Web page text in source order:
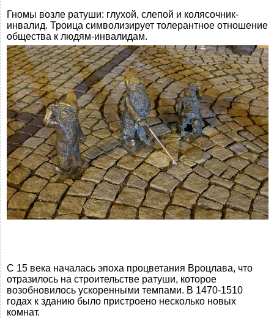
Гномы возле ратуши: глухой, слепой и колясочник-
инвалид. Троица символизирует толерантное отношение
общества к людям-инвалидам.
С 15 века началась эпоха процветания Вроцлава, что
отразилось на строительстве ратуши, которое
возобновилось ускоренными темпами. В 1470-1510
годах к зданию было пристроено несколько новых
комнат.